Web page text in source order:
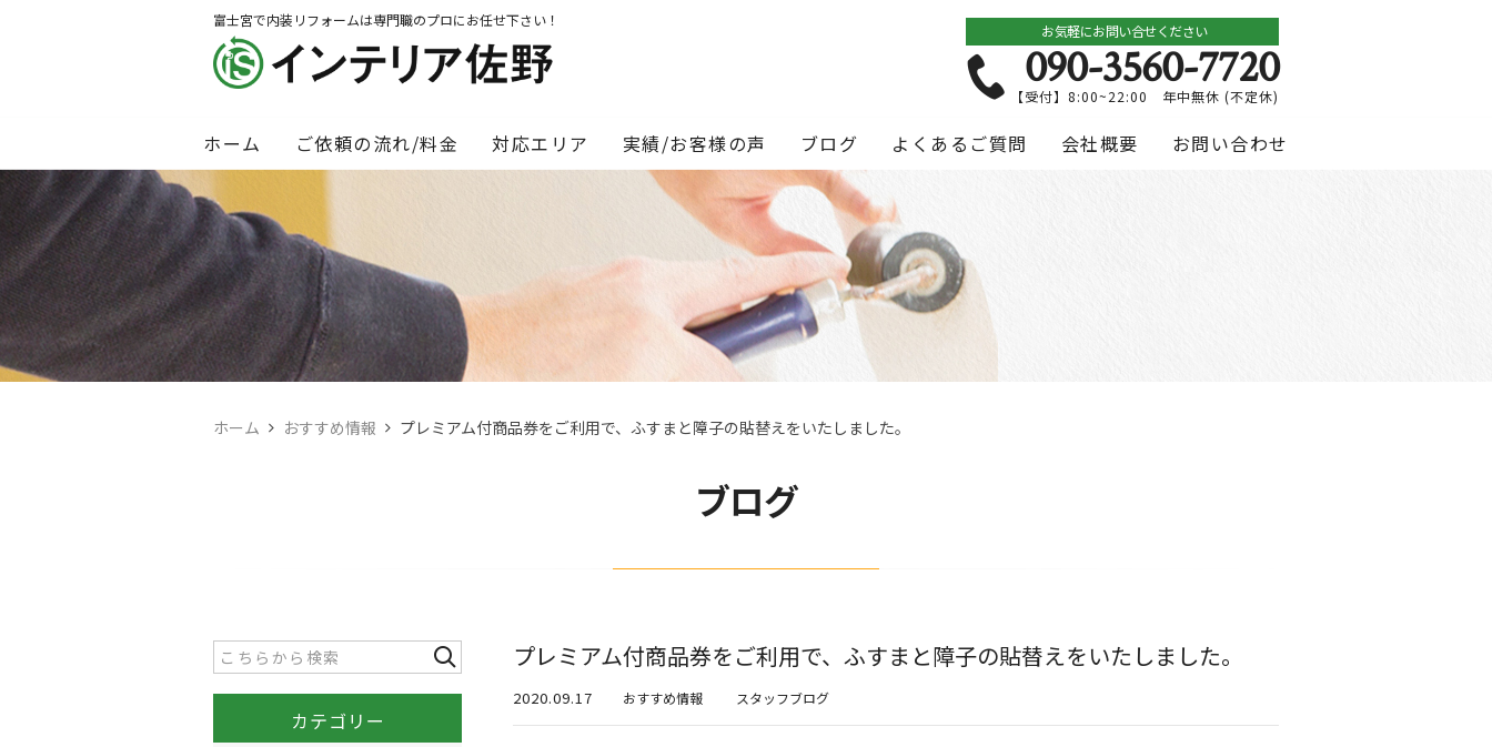
富士宮で内装リフォームは専門職のプロにお任せ下さい！
お気軽にお問い合せください
090-3560-7720
【受付】8:00~22:00 年中無休 (不定休)
ホーム ご依頼の流れ/料金 対応エリア 実績/お客様の声 ブログ よくあるご質問 会社概要 お問い合わせ
ホーム おすすめ情報 プレミアム付商品券をご利用で、ふすまと障子の貼替えをいたしました。
ブログ
プレミアム付商品券をご利用で、ふすまと障子の貼替えをいたしました。
2020.09.17 おすすめ情報 スタッフブログ
カテゴリー